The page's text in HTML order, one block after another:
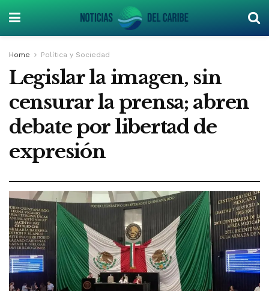
Home Política y Sociedad
Legislar la imagen, sin
censurar la prensa; abren
debate por libertad de
expresión